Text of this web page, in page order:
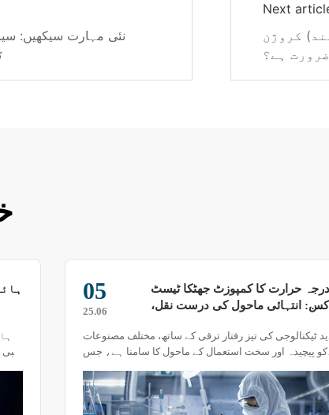
نئی مہارت سیکھیں:
Next
کروژن
ہے؟
28
25.06
مہارت سیکھیں: سینڈ ڈسٹ (ریت
اور دھول) ٹیسٹ باکس میں ٹیسٹنگ
ڈسٹ ٹیسٹ باکس ریت اور دھول کے ماحول کی نقل کر
کے نمونے کی حفاظتی کارکردگی کی جانچ کرتا ہے۔ آلے کو
کی ضرورت ہوتی ہے۔ فی الحال، استعمال ہونے والی
عام ڈسٹ ٹیلکم پاؤڈر ہے۔ ٹیسٹ کے نتائج کو زیادہ درست